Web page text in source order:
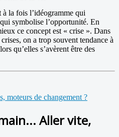
la fois l’idéogramme qui
symbolise l’opportunité. En
ce concept est « crise ». Dans
on a trop souvent tendance à
qu’elles s’avèrent être des
moteurs de changement ?
Aller vite,